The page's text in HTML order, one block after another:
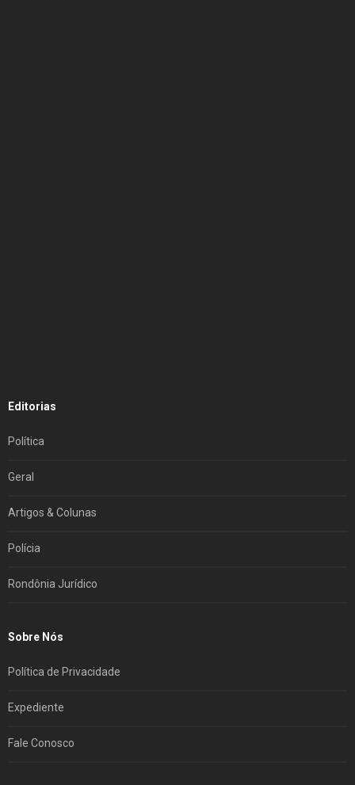
Editorias
Política
Geral
Artigos & Colunas
Polícia
Rondônia Jurídico
Sobre Nós
Política de Privacidade
Expediente
Fale Conosco